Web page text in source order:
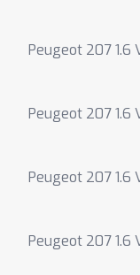
Peugeot 207 1.6
Peugeot 207 1.6
Peugeot 207 1.6
Peugeot 207 1.6